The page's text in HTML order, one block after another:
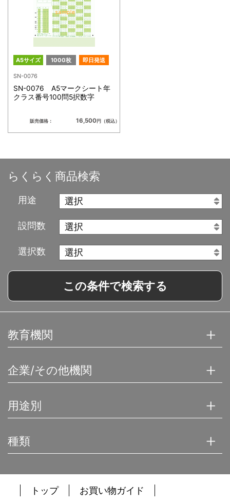
A5サイズ 1000枚 即日発送
SN-0076
SN-0076 A5マークシート年
クラス番号100問5択数字
販売価格： 16,500円（税込）
らくらく商品検索
用途
設問数
選択数
この条件で検索する
教育機関
企業/その他機関
用途別
種類
トップ お買い物ガイド